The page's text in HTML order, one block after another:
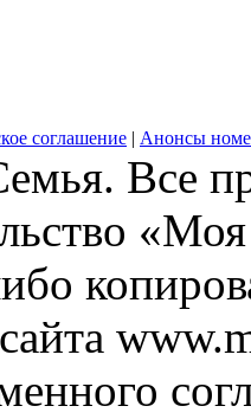
соглашение | Анонсы
Все